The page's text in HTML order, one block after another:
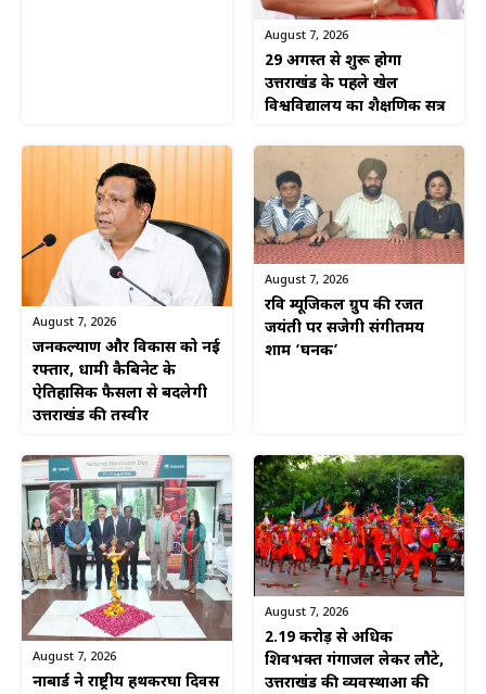
August 7, 2026
29 अगस्त से शुरू होगा
उत्तराखंड के पहले खेल
विश्वविद्यालय का शैक्षणिक सत्र
August 7, 2026
जनकल्याण और विकास को नई
रफ्तार, धामी कैबिनेट के
ऐतिहासिक फैसलों से बदलेगी
उत्तराखंड की तस्वीर
August 7, 2026
रवि म्यूजिकल ग्रुप की रजत
जयंती पर सजेगी संगीतमय
शाम ‘घनक’
August 7, 2026
नाबार्ड ने राष्ट्रीय हथकरघा दिवस
August 7, 2026
2.19 करोड़ से अधिक
शिवभक्त गंगाजल लेकर लौटे,
उत्तराखंड की व्यवस्थाओं की